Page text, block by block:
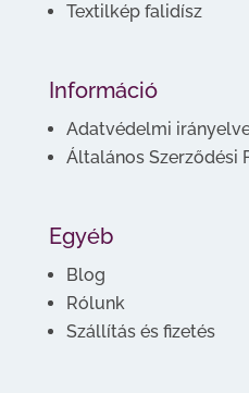
Textilkép falidísz
Információ
Adatvédelmi
Általános Szerződési
Egyéb
Blog
Rólunk
Szállítás és fizetés